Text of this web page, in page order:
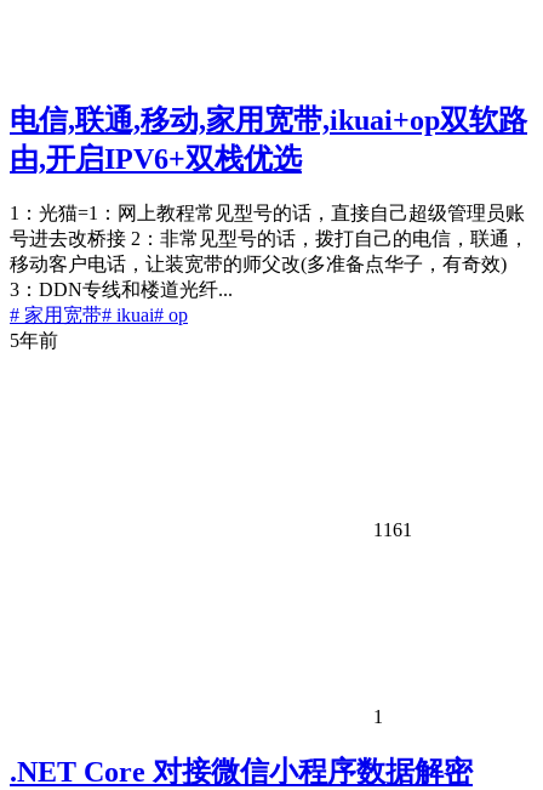
电信,联通,移动,家用宽带,ikuai+op双软路
由,开启IPV6+双栈优选
1：光猫=1：网上教程常见型号的话，直接自己超级管理员账
号进去改桥接 2：非常见型号的话，拨打自己的电信，联通，
移动客户电话，让装宽带的师父改(多准备点华子，有奇效)
3：DDN专线和楼道光纤...
# 家用宽带# ikuai# op
5年前
1161
1
.NET Core 对接微信小程序数据解密